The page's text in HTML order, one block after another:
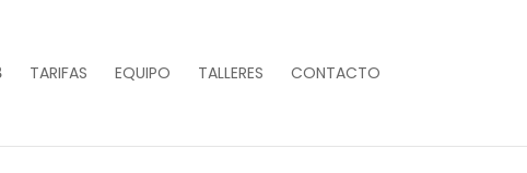
TARIFAS EQUIPO TALLERES CONTACTO